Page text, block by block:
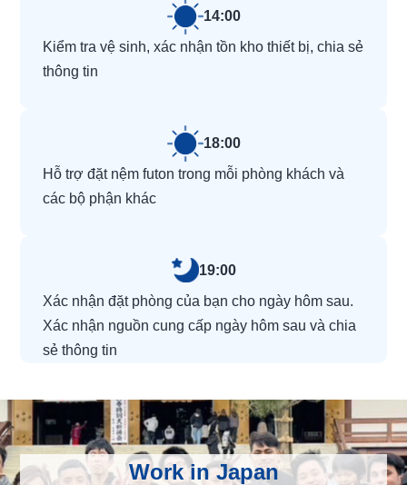
14:00
Kiểm tra vệ sinh, xác nhận tồn kho thiết bị, chia sẻ
thông tin
18:00
Hỗ trợ đặt nệm futon trong mỗi phòng khách và
các bộ phận khác
19:00
Xác nhận đặt phòng của bạn cho ngày hôm sau.
Xác nhận nguồn cung cấp ngày hôm sau và chia
sẻ thông tin
Work in Japan